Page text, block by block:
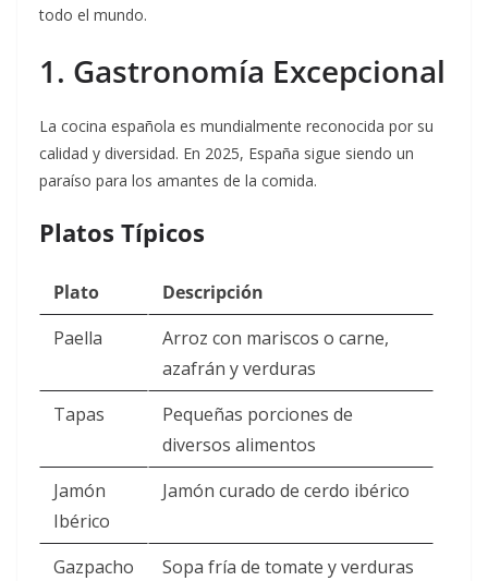
todo el mundo.
1. Gastronomía Excepcional
La cocina española es mundialmente reconocida por su
calidad y diversidad. En 2025, España sigue siendo un
paraíso para los amantes de la comida.
Platos Típicos
Plato
Descripción
Paella
Arroz con mariscos o carne,
azafrán y verduras
Tapas
Pequeñas porciones de
diversos alimentos
Jamón
Ibérico
Jamón curado de cerdo ibérico
Gazpacho Sopa fría de tomate y verduras